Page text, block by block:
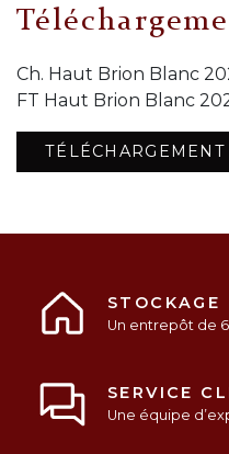
Ch. Haut Brion Blanc
FT Haut Brion Blanc
STOCKAGE
Un entrepôt de
SERVICE
Une équipe